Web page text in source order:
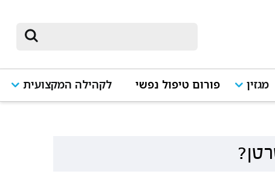
מגזין פורום טיפול נפשי לקהילה המקצועית